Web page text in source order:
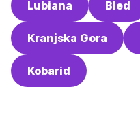
Lubiana Bled
Kranjska Gora
Kobarid